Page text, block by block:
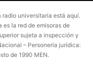
radio universitaria está aquí.
es la red de emisoras de
sujeta a inspección y
– Personería jurídica:
de 1990 MEN.